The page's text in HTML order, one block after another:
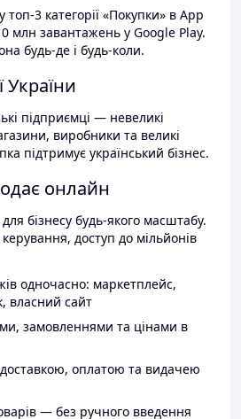
топ-3 категорії «Покупки» в App
млн завантажень у Google Play.
будь-де і будь-коли.
України
підприємці — невеликі
виробники та великі
підтримує український бізнес.
онлайн
бізнесу будь-якого масштабу.
доступ до мільйонів
одночасно: маркетплейс,
власний сайт
замовленнями та цінами в
доставкою, оплатою та видачею
— без ручного введення